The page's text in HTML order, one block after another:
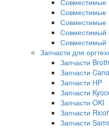
Совместимые
Совместимые
Совместимый
Совместимый
Запчасти для
Запчасти
Запчасти
Запчасти HP
Запчасти
Запчасти OKI
Запчасти
Запчасти